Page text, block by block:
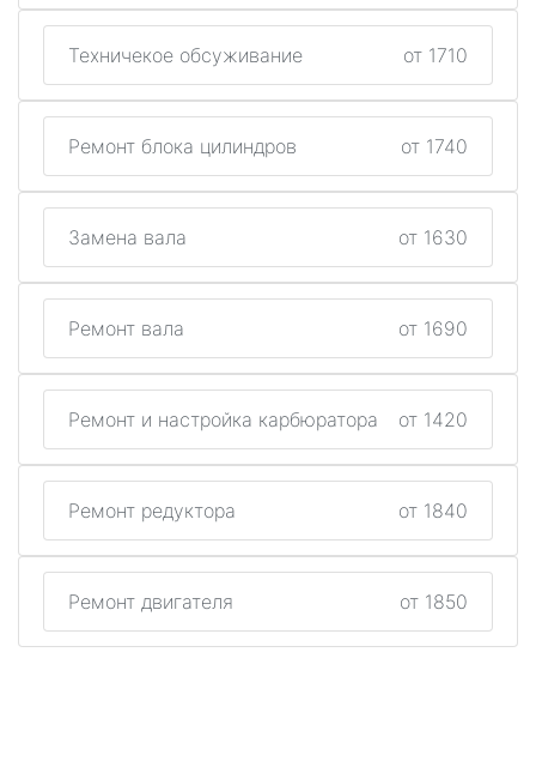
Техничекое обсуживание от 1710
Ремонт блока цилиндров от 1740
Замена вала от 1630
Ремонт вала от 1690
Ремонт и настройка карбюратора от 1420
Ремонт редуктора от 1840
Ремонт двигателя от 1850